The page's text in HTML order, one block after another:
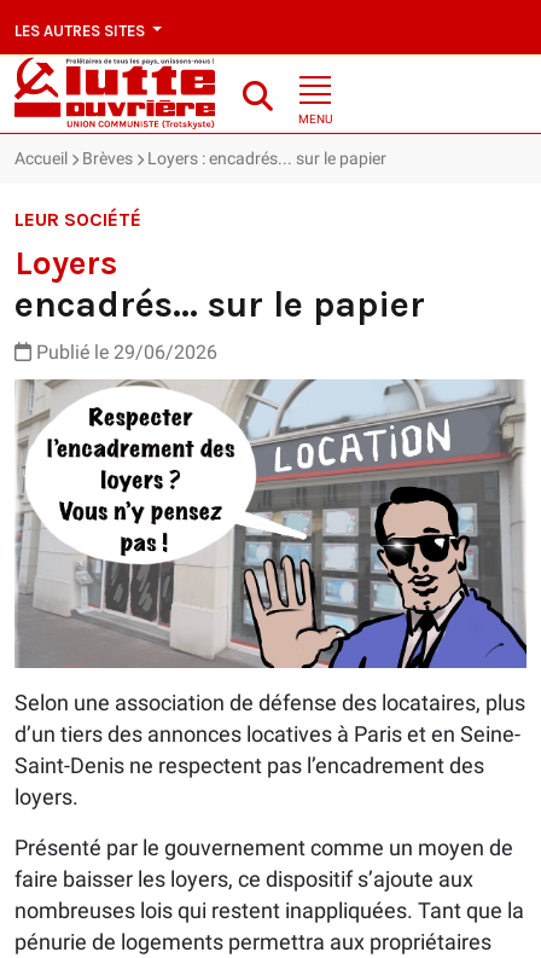
LES AUTRES SITES
MENU
Accueil Brèves Loyers : encadrés... sur le papier
LEUR SOCIÉTÉ
Loyers
encadrés... sur le papier
Publié le 29/06/2026
Selon une association de défense des locataires, plus
d’un tiers des annonces locatives à Paris et en Seine-
Saint-Denis ne respectent pas l’encadrement des
loyers.
Présenté par le gouvernement comme un moyen de
faire baisser les loyers, ce dispositif s’ajoute aux
nombreuses lois qui restent inappliquées. Tant que la
pénurie de logements permettra aux propriétaires